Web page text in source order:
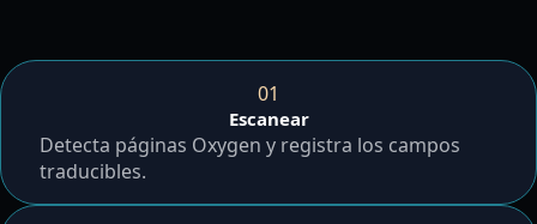
01
Escanear
Detecta páginas Oxygen y registra los campos
traducibles.